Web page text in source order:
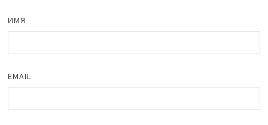
ИМЯ
EMAIL